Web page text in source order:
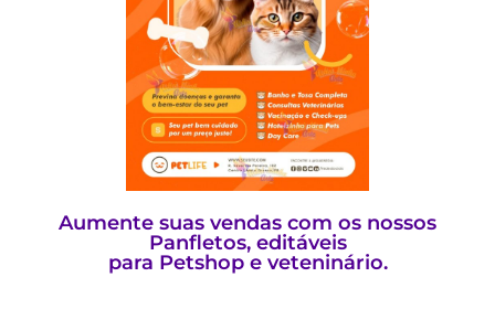
Aumente suas vendas com os nossos
Panfletos, editáveis
para Petshop e veteninário.